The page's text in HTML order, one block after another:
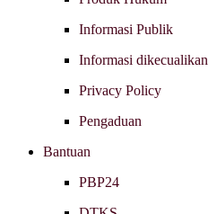
Informasi Publik
Informasi dikecualikan
Privacy Policy
Pengaduan
Bantuan
PBP24